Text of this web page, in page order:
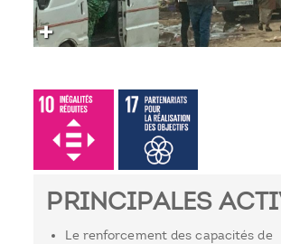
PRINCIPALES
Le renforcement des capacités de